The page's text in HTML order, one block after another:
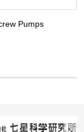
Pumps